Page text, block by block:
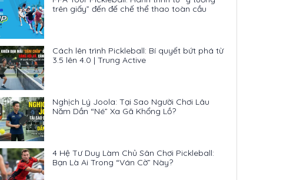
trên giấy” đến đế chế thể thao toàn cầu
Cách lên trình Pickleball: Bí quyết bứt phá từ
3.5 lên 4.0 | Trung Active
Nghịch Lý Joola: Tại Sao Người Chơi Lâu
Năm Dần “Né” Xa Gã Khổng Lồ?
4 Hệ Tư Duy Làm Chủ Sân Chơi Pickleball:
Bạn Là Ai Trong “Ván Cờ” Này?